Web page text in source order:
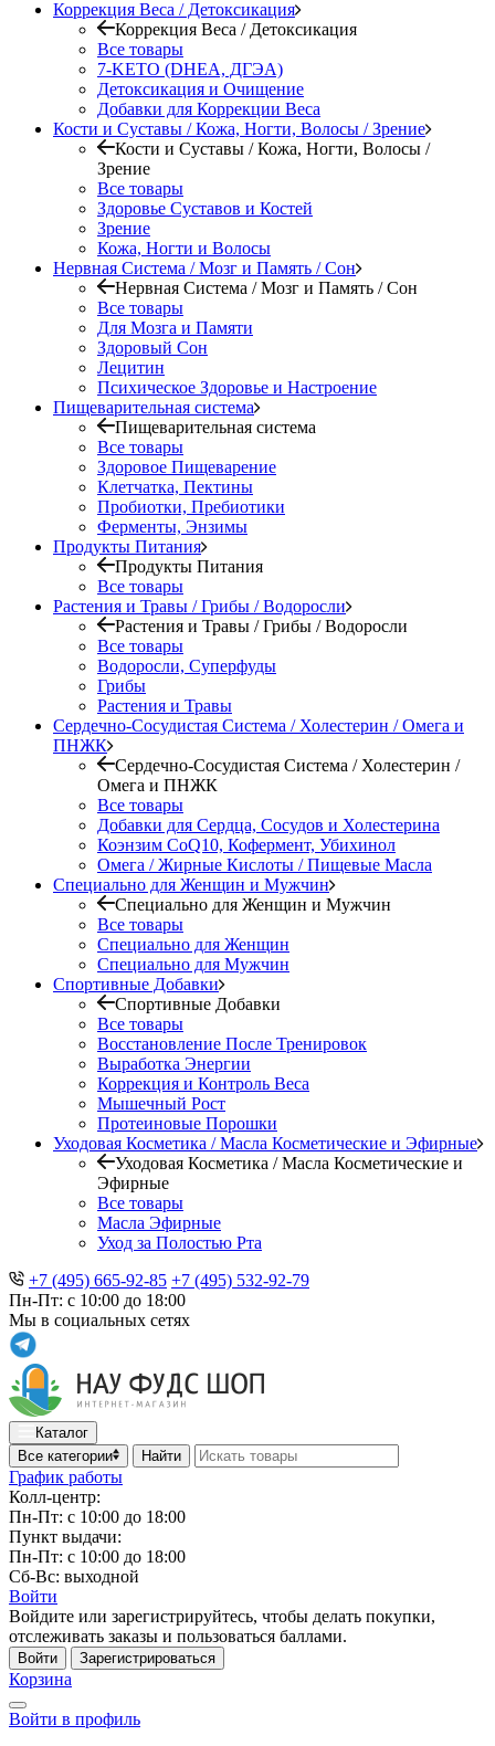
Коррекция Веса / Детоксикация
Коррекция Веса / Детоксикация
Все товары
7-KETO (DHEA, ДГЭА)
Детоксикация и Очищение
Добавки для Коррекции Веса
Кости и Суставы / Кожа, Ногти, Волосы / Зрение
Кости и Суставы / Кожа, Ногти, Волосы /
Зрение
Все товары
Здоровье Суставов и Костей
Зрение
Кожа, Ногти и Волосы
Нервная Система / Мозг и Память / Сон
Нервная Система / Мозг и Память / Сон
Все товары
Для Мозга и Памяти
Здоровый Сон
Лецитин
Психическое Здоровье и Настроение
Пищеварительная система
Пищеварительная система
Все товары
Здоровое Пищеварение
Клетчатка, Пектины
Пробиотки, Пребиотики
Ферменты, Энзимы
Продукты Питания
Продукты Питания
Все товары
Растения и Травы / Грибы / Водоросли
Растения и Травы / Грибы / Водоросли
Все товары
Водоросли, Суперфуды
Грибы
Растения и Травы
Сердечно-Сосудистая Система / Холестерин / Омега и
ПНЖК
Сердечно-Сосудистая Система / Холестерин /
Омега и ПНЖК
Все товары
Добавки для Сердца, Сосудов и Холестерина
Коэнзим CoQ10, Кофермент, Убихинол
Омега / Жирные Кислоты / Пищевые Масла
Специально для Женщин и Мужчин
Специально для Женщин и Мужчин
Все товары
Специально для Женщин
Специально для Мужчин
Спортивные Добавки
Спортивные Добавки
Все товары
Восстановление После Тренировок
Выработка Энергии
Коррекция и Контроль Веса
Мышечный Рост
Протеиновые Порошки
Уходовая Косметика / Масла Косметические и Эфирные
Уходовая Косметика / Масла Косметические и
Эфирные
Все товары
Масла Эфирные
Уход за Полостью Рта
+7 (495) 665-92-85 +7 (495) 532-92-79
Пн-Пт: с 10:00 до 18:00
Мы в социальных сетях
Каталог
Все категории
Найти
График работы
Колл-центр:
Пн-Пт: с 10:00 до 18:00
Пункт выдачи:
Пн-Пт: с 10:00 до 18:00
Сб-Вс: выходной
Войти
Войдите или зарегистрируйтесь, чтобы делать покупки,
отслеживать заказы и пользоваться баллами.
Войти Зарегистрироваться
Корзина
Войти в профиль